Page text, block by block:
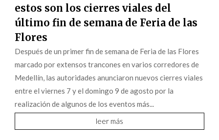
estos son los cierres viales del
último fin de semana de Feria de las
Flores
Después de un primer fin de semana de Feria de las Flores
marcado por extensos trancones en varios corredores de
Medellín, las autoridades anunciaron nuevos cierres viales
entre el viernes 7 y el domingo 9 de agosto por la
realización de algunos de los eventos más...
leer más